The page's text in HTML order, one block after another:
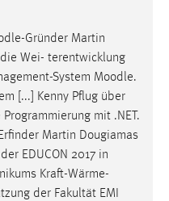
-Gründer Martin
Wei- terentwicklung
System Moodle.
[...] Kenny Pflug über
mit .NET.
Martin Dougiamas
EDUCON 2017 in
Kraft-Wärme-
der Fakultät EMI